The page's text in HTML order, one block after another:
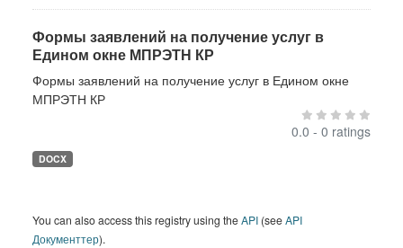
Формы заявлений на получение услуг в
Едином окне МПРЭТН КР
Формы заявлений на получение услуг в Едином окне
МПРЭТН КР
0.0 - 0 ratings
DOCX
You can also access this registry using theAPI (seeAPI
Документтер).